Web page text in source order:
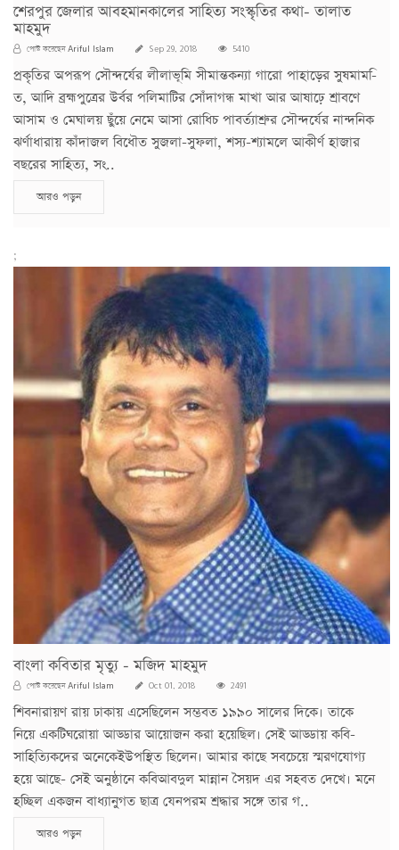
শেরপুর জেলার আবহমানকালের সাহিত্য সংস্কৃতির কথা- তালাত
মাহমুদ
পোস্ট করেছেনAriful Islam Sep 29, 2018 5410
প্রকৃতির অপরূপ সৌন্দর্যের লীলাভূমি সীমান্তকন্যা গারো পাহাড়ের সুষমাম-ি
ত, আদি ব্রহ্মপুত্রের উর্বর পলিমাটির সোঁদাগন্ধ মাখা আর আষাঢ়ে শ্রাবণে
আসাম ও মেঘালয় ছুঁয়ে নেমে আসা রোধিচ পাবর্ত্যাশ্রুর সৌন্দর্যের নান্দনিক
ঝর্ণাধারায় কাঁদাজল বিধৌত সুজলা-সুফলা, শস্য-শ্যামলে আকীর্ণ হাজার
বছরের সাহিত্য, সং..
আরও পড়ুন
;
বাংলা কবিতার মৃত্যু - মজিদ মাহমুদ
পোস্ট করেছেনAriful Islam Oct 01, 2018 2491
শিবনারায়ণ রায় ঢাকায় এসেছিলেন সম্ভবত ১৯৯০ সালের দিকে। তাকে
নিয়ে একটিঘরোয়া আড্ডার আয়োজন করা হয়েছিল। সেই আড্ডায় কবি-
সাহিত্যিকদের অনেকেইউপস্থিত ছিলেন। আমার কাছে সবচেয়ে স্মরণযোগ্য
হয়ে আছে- সেই অনুষ্ঠানে কবিআবদুল মান্নান সৈয়দ এর সহবত দেখে। মনে
হচ্ছিল একজন বাধ্যানুগত ছাত্র যেনপরম শ্রদ্ধার সঙ্গে তার গ..
আরও পড়ুন